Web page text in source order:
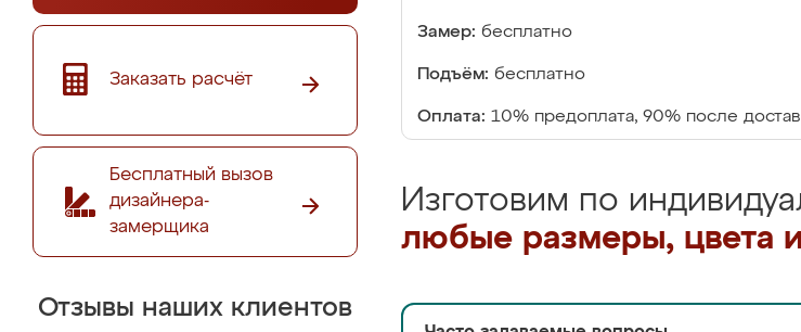
Заказать расчёт
Бесплатный вызов
дизайнера-
замерщика
Отзывы наших клиентов
Замер: бесплатно
Подъём: бесплатно
Оплата: 10% предоплата, 90% после
Изготовим по
любые размеры, цвета